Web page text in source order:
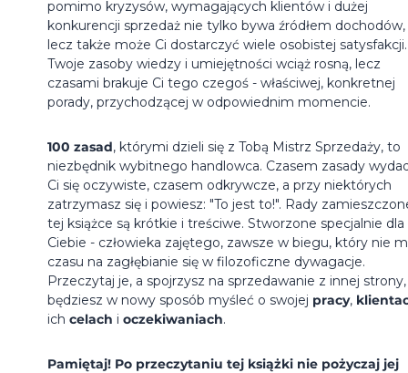
pomimo kryzysów, wymagających klientów i dużej
konkurencji sprzedaż nie tylko bywa źródłem dochodów,
lecz także może Ci dostarczyć wiele osobistej satysfakcji.
Twoje zasoby wiedzy i umiejętności wciąż rosną, lecz
czasami brakuje Ci tego czegoś - właściwej, konkretnej
porady, przychodzącej w odpowiednim momencie.
100 zasad, którymi dzieli się z Tobą Mistrz Sprzedaży, to
niezbędnik wybitnego handlowca. Czasem zasady
Ci się oczywiste, czasem odkrywcze, a przy niektórych
zatrzymasz się i powiesz: "To jest to!". Rady
tej książce są krótkie i treściwe. Stworzone specjalnie dla
Ciebie - człowieka zajętego, zawsze w biegu, który nie
czasu na zagłębianie się w filozoficzne dywagacje.
Przeczytaj je, a spojrzysz na sprzedawanie z innej strony,
będziesz w nowy sposób myśleć o swojej pracy,
ich celach i oczekiwaniach.
Pamiętaj! Po przeczytaniu tej książki nie pożyczaj jej